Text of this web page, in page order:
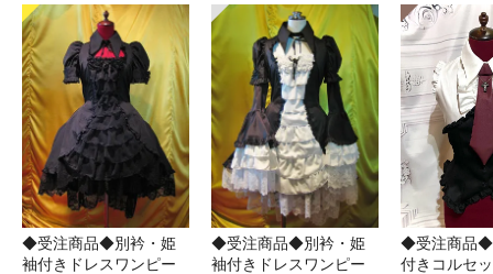
◆受注商品◆別衿・姫
袖付きドレスワンピー
◆受注商品◆別衿・姫
袖付きドレスワンピー
◆受注商品◆
付きコルセ